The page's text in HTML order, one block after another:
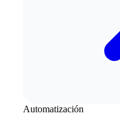
Automatización